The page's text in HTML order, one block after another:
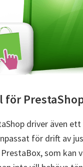
för
driver även
för drift av
som kan